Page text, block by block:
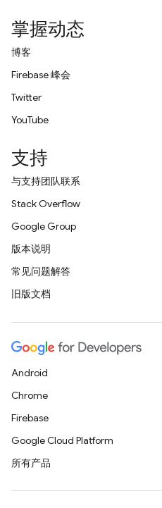
掌握动态
博客
Firebase 峰会
Twitter
YouTube
支持
与支持团队联系
Stack Overflow
Google Group
版本说明
常见问题解答
旧版文档
Android
Chrome
Firebase
Google Cloud Platform
所有产品